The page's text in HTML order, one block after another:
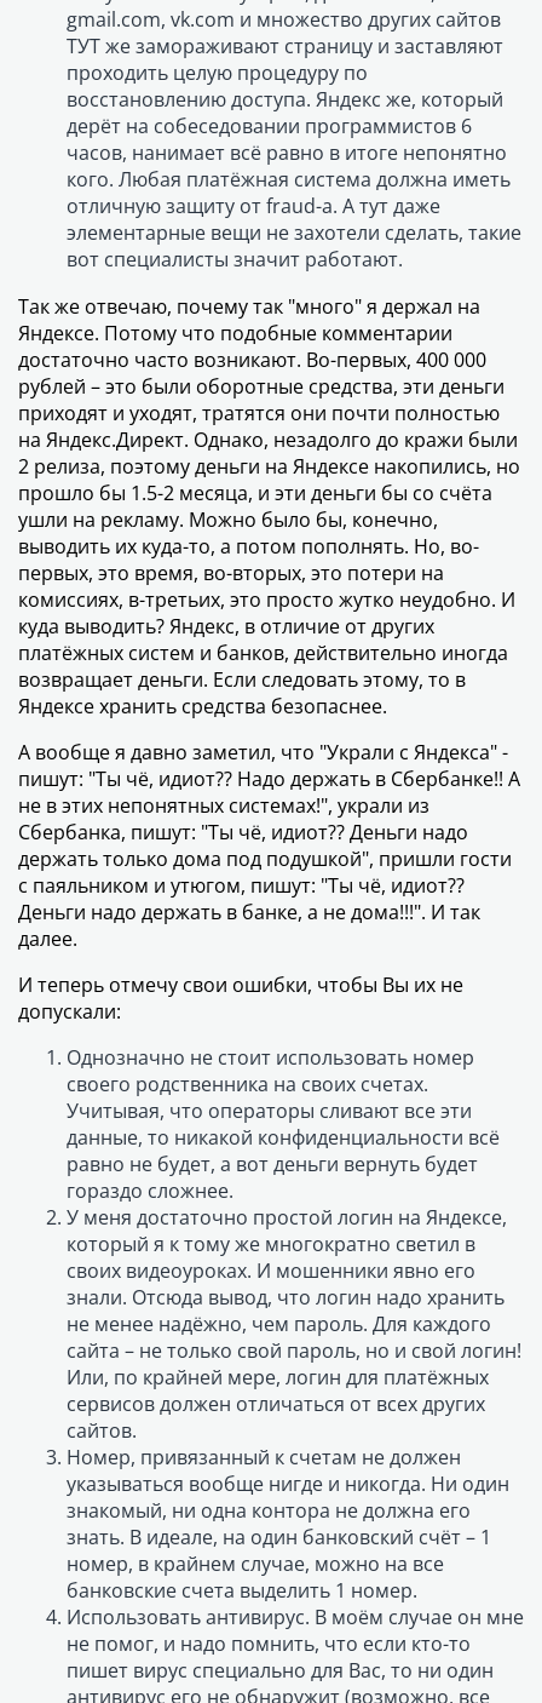
gmail.com, vk.com и множество других сайтов
ТУТ же замораживают страницу и заставляют
проходить целую процедуру по
восстановлению доступа. Яндекс же, который
дерёт на собеседовании программистов 6
часов, нанимает всё равно в итоге непонятно
кого. Любая платёжная система должна иметь
отличную защиту от fraud-а. А тут даже
элементарные вещи не захотели сделать, такие
вот специалисты значит работают.
Так же отвечаю, почему так "много" я держал на
Яндексе. Потому что подобные комментарии
достаточно часто возникают. Во-первых, 400 000
рублей – это были оборотные средства, эти деньги
приходят и уходят, тратятся они почти полностью
на Яндекс.Директ. Однако, незадолго до кражи были
2 релиза, поэтому деньги на Яндексе накопились, но
прошло бы 1.5-2 месяца, и эти деньги бы со счёта
ушли на рекламу. Можно было бы, конечно,
выводить их куда-то, а потом пополнять. Но, во-
первых, это время, во-вторых, это потери на
комиссиях, в-третьих, это просто жутко неудобно. И
куда выводить? Яндекс, в отличие от других
платёжных систем и банков, действительно иногда
возвращает деньги. Если следовать этому, то в
Яндексе хранить средства безопаснее.
А вообще я давно заметил, что "Украли с Яндекса" -
пишут: "Ты чё, идиот?? Надо держать в Сбербанке!! А
не в этих непонятных системах!", украли из
Сбербанка, пишут: "Ты чё, идиот?? Деньги надо
держать только дома под подушкой", пришли гости
с паяльником и утюгом, пишут: "Ты чё, идиот??
Деньги надо держать в банке, а не дома!!!". И так
далее.
И теперь отмечу свои ошибки, чтобы Вы их не
допускали:
Однозначно не стоит использовать номер
своего родственника на своих счетах.
Учитывая, что операторы сливают все эти
данные, то никакой конфиденциальности всё
равно не будет, а вот деньги вернуть будет
гораздо сложнее.
У меня достаточно простой логин на Яндексе,
который я к тому же многократно светил в
своих видеоуроках. И мошенники явно его
знали. Отсюда вывод, что логин надо хранить
не менее надёжно, чем пароль. Для каждого
сайта – не только свой пароль, но и свой логин!
Или, по крайней мере, логин для платёжных
сервисов должен отличаться от всех других
сайтов.
Номер, привязанный к счетам не должен
указываться вообще нигде и никогда. Ни один
знакомый, ни одна контора не должна его
знать. В идеале, на один банковский счёт – 1
номер, в крайнем случае, можно на все
банковские счета выделить 1 номер.
Использовать антивирус. В моём случае он мне
не помог, и надо помнить, что если кто-то
пишет вирус специально для Вас, то ни один
антивирус его не обнаружит (возможно, все